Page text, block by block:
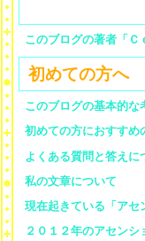
このブログの著者「Ｃ
初めての方へ
このブログの基本的な
初めての方におすすめ
よくある質問と答えに
私の文章について
現在起きている「アセ
２０１２年のアセンシ